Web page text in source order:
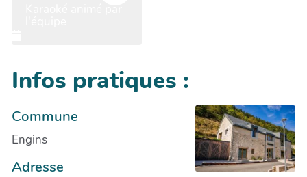
Infos pratiques :
Commune
Engins
Adresse